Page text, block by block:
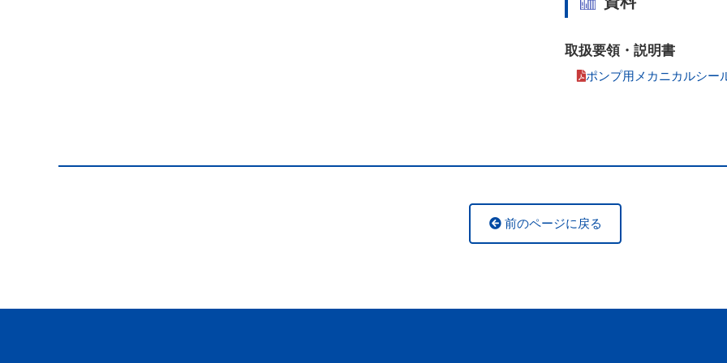
取扱要領・説明書
ポンプ用メカニカルシー
前のページに戻る